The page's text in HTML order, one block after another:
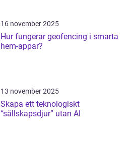
16 november 2025
Hur fungerar geofencing i smarta
hem-appar?
13 november 2025
Skapa ett teknologiskt
“sällskapsdjur” utan AI